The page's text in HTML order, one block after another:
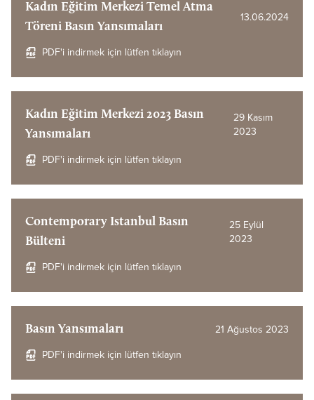
Kadın Eğitim Merkezi Temel Atma
Töreni Basın Yansımaları
13.06.2024
PDF'i indirmek için lütfen tıklayın
Kadın Eğitim Merkezi 2023 Basın
Yansımaları
29 Kasım
2023
PDF'i indirmek için lütfen tıklayın
Contemporary Istanbul Basın
Bülteni
25 Eylül
2023
PDF'i indirmek için lütfen tıklayın
Basın Yansımaları 21 Ağustos 2023
PDF'i indirmek için lütfen tıklayın